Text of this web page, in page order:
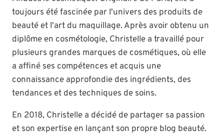
toujours été fascinée par l'univers des produits de
beauté et l'art du maquillage. Après avoir obtenu un
diplôme en cosmétologie, Christelle a travaillé pour
plusieurs grandes marques de cosmétiques, où elle
a affiné ses compétences et acquis une
connaissance approfondie des ingrédients, des
tendances et des techniques de soins.
En 2018, Christelle a décidé de partager sa passion
et son expertise en lançant son propre blog beauté.